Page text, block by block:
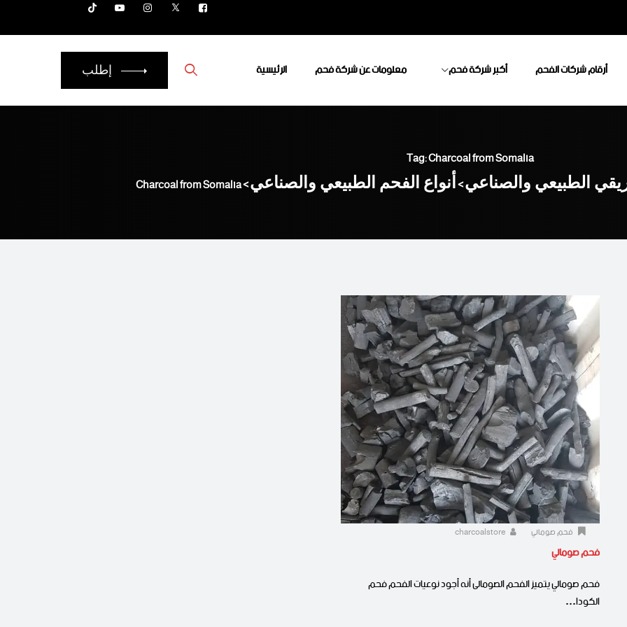
الرئيسية معلومات عن شركة فحم أكبر شركة فحم أرقام شركات الفحم إطلب
Tag: Charcoal from Somalia
الطبيعي والصناعي>أنواع الفحم الطبيعي والصناعي>
Charcoal from Somalia
فحم صومالي
فحم صومالي
فحم صومالي يتميز الفحم الصومالى أنه أجود نوعيات الفحم فحم
الكودا…